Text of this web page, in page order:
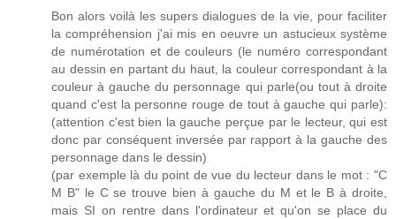
Bon alors voilà les supers dialogues de la vie, pour faciliter
la compréhension j'ai mis en oeuvre un astucieux système
de numérotation et de couleurs (le numéro correspondant
au dessin en partant du haut, la couleur correspondant à la
couleur à gauche du personnage qui parle(ou tout à droite
quand c'est la personne rouge de tout à gauche qui parle):
(attention c'est bien la gauche perçue par le lecteur, qui est
donc par conséquent inversée par rapport à la gauche des
personnage dans le dessin)
(par exemple là du point de vue du lecteur dans le mot : "C
M B" le C se trouve bien à gauche du M et le B à droite,
mais SI on rentre dans l'ordinateur et qu'on se place du